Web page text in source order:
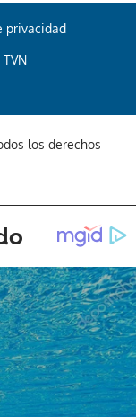
privacidad
los derechos